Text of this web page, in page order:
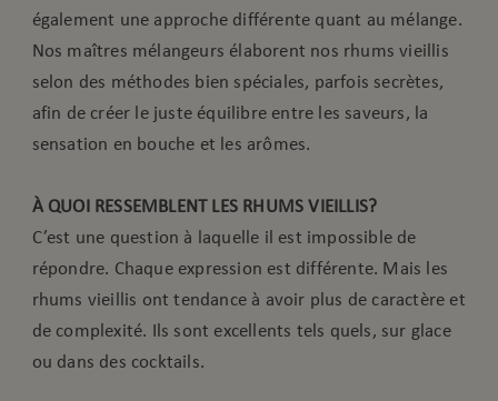
également une approche différente quant au mélange.
Nos maîtres mélangeurs élaborent nos rhums vieillis
selon des méthodes bien spéciales, parfois secrètes,
afin de créer le juste équilibre entre les saveurs, la
sensation en bouche et les arômes.
À QUOI RESSEMBLENT LES RHUMS VIEILLIS?
C’est une question à laquelle il est impossible de
répondre. Chaque expression est différente. Mais les
rhums vieillis ont tendance à avoir plus de caractère et
de complexité. Ils sont excellents tels quels, sur glace
ou dans des cocktails.